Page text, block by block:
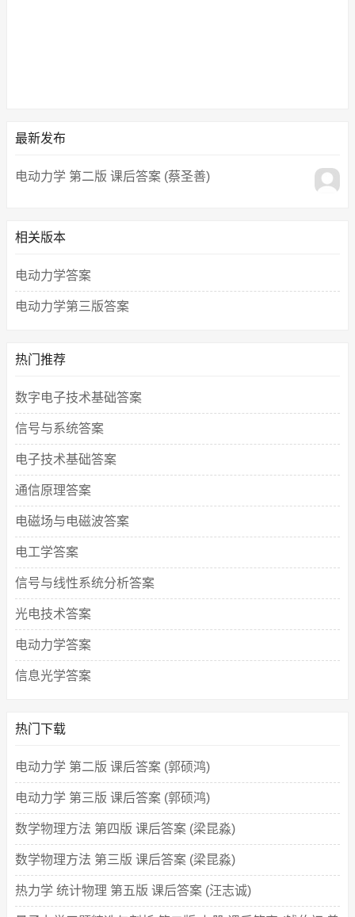
最新发布
电动力学 第二版 课后答案 (蔡圣善)
相关版本
电动力学答案
电动力学第三版答案
热门推荐
数字电子技术基础答案
信号与系统答案
电子技术基础答案
通信原理答案
电磁场与电磁波答案
电工学答案
信号与线性系统分析答案
光电技术答案
电动力学答案
信息光学答案
热门下载
电动力学 第二版 课后答案 (郭硕鸿)
电动力学 第三版 课后答案 (郭硕鸿)
数学物理方法 第四版 课后答案 (梁昆淼)
数学物理方法 第三版 课后答案 (梁昆淼)
热力学 统计物理 第五版 课后答案 (汪志诚)